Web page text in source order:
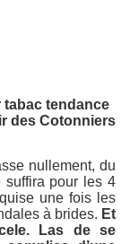
tabac tendance
des Cotonniers
nullement, du
suffira pour les 4
une fois les
à brides. Et
Las de se